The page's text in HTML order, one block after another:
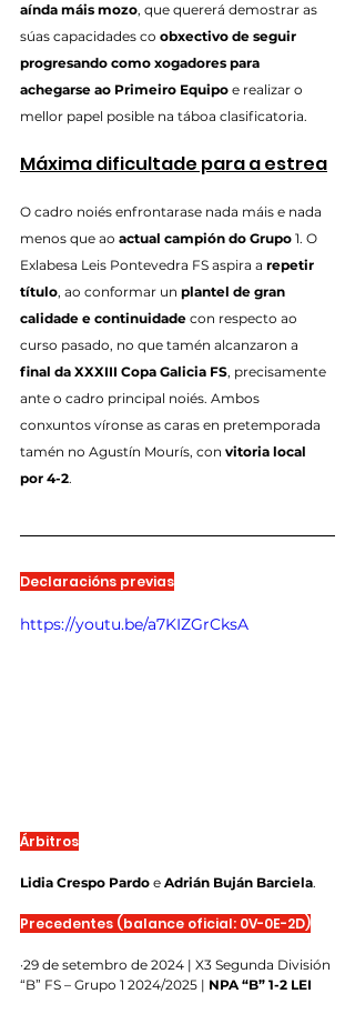
aínda máis mozo, que quererá demostrar as
súas capacidades co obxectivo de seguir
progresando como xogadores para
achegarse ao Primeiro Equipo e realizar o
mellor papel posible na táboa clasificatoria.
Máxima dificultade para a estrea
O cadro noiés enfrontarase nada máis e nada
menos que ao actual campión do Grupo 1. O
Exlabesa Leis Pontevedra FS aspira a repetir
título, ao conformar un plantel de gran
calidade e continuidade con respecto ao
curso pasado, no que tamén alcanzaron a
final da XXXIII Copa Galicia FS, precisamente
ante o cadro principal noiés. Ambos
conxuntos víronse as caras en pretemporada
tamén no Agustín Mourís, con vitoria local
por 4-2.
Declaracións previas
https://youtu.be/a7KIZGrCksA
Árbitros
Lidia Crespo Pardo e Adrián Buján Barciela.
Precedentes (balance oficial: 0V-0E-2D)
·29 de setembro de 2024 | X3 Segunda División
“B” FS – Grupo 1 2024/2025 | NPA “B” 1-2 LEI